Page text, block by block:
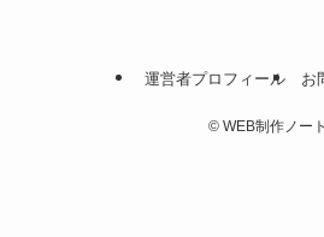
運営者プロフィール お
© WEB制作ノート.